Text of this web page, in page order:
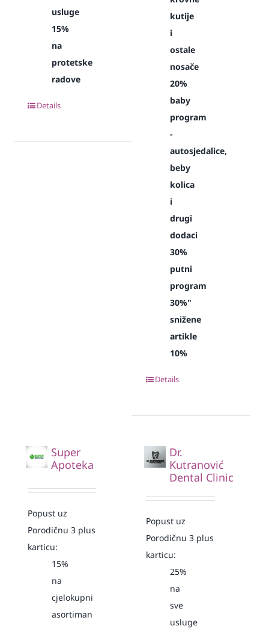
usluge
15%
na
protetske
radove
Details
kutije
i
ostale
nosače
20%
baby
program
-
autosjedalice,
beby
kolica
i
drugi
dodaci
30%
putni
program
30%"
snižene
artikle
10%
Details
Super
Apoteka
Popust uz
Porodičnu 3 plus
karticu:
15%
na
cjelokupni
asortiman
Dr.
Kutranović
Dental Clinic
Popust uz
Porodičnu 3 plus
karticu:
25%
na
sve
usluge